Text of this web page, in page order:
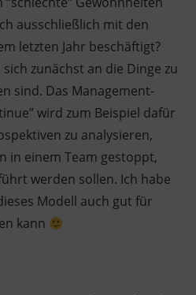
ausschließlich mit den
letzten Jahr beschäftigt?
zunächst an die Dinge zu
sind. Das Management-
wird zum Beispiel dafür
zu analysieren,
in einem Team gestoppt,
werden sollen. Ich habe
Modell auch gut für
kann